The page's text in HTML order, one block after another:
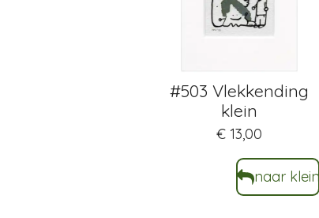
#503 Vlekkending
klein
€ 13,00
naar klein